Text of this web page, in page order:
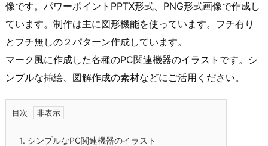
像です。パワーポイントPPTX形式、PNG形式画像で作成し
ています。制作は主に図形機能を使っています。フチ有り
とフチ無しの２パターン作成しています。
マーク風に作成した各種のPC関連機器のイラストです。シ
ンプルな挿絵、図解作成の素材などにご活用ください。
目次
1. シンプルなPC関連機器のイラスト